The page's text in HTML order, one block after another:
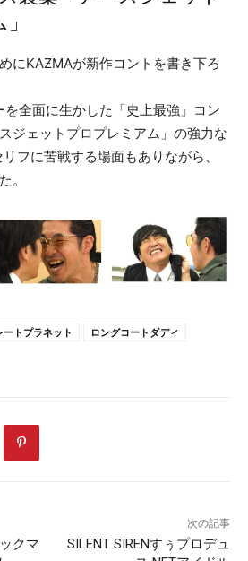
にKAƵMAが新作コントを書き下ろ
全面に生かした「史上最強」コン
ジェットプロプレミアム」の強力な
フに苦戦する場面もありながら、
。
ートプラネット
ロングコートダディ
クマ
次の記事
SILENT SIRENすぅプロデュ